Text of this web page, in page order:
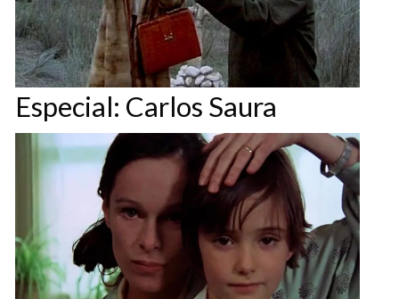
Especial: Carlos Saura